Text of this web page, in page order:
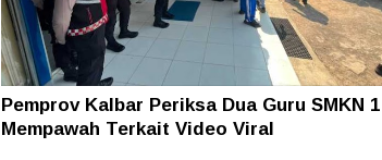
Pemprov Kalbar Periksa Dua Guru SMKN 1
Mempawah Terkait Video Viral